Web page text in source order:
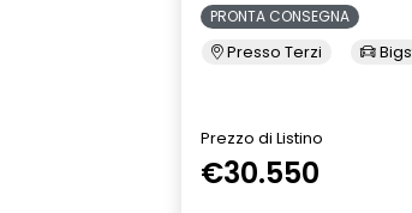
PRONTA CONSEGNA
Presso Terzi
Prezzo di Listino
€30.550